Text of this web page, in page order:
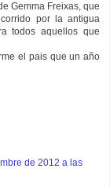
Gemma Freixas, que
por la antigua
todos aquellos que
el pais que un año
de 2012 a las